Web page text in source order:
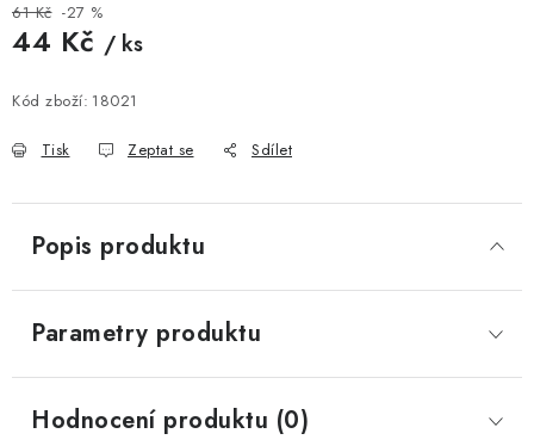
61 Kč -27 %
44 Kč / ks
Kód zboží: 18021
Tisk Zeptat se Sdílet
Popis produktu
Parametry produktu
Hodnocení produktu (0)